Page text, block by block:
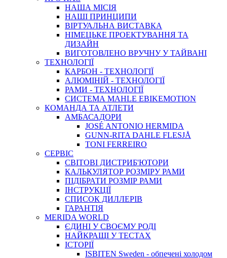
НАША МICIЯ
НАШI ПРИНЦИПИ
ВIРТУАЛЬНА ВИСТАВКА
НІМЕЦЬКЕ ПРОЕКТУВАННЯ ТА
ДИЗАЙН
ВИГОТОВЛЕНО ВРУЧНУ У ТАЙВАНІ
ТЕХНОЛОГІЇ
КАРБОН - ТЕХНОЛОГІЇ
АЛЮМІНІЙ - ТЕХНОЛОГІЇ
РАМИ - ТЕХНОЛОГІЇ
СИСТЕМА MAHLE EBIKEMOTION
КОМАНДА ТА АТЛЕТИ
АМБАСАДОРИ
JOSÉ ANTONIO HERMIDA
GUNN-RITA DAHLE FLESJÅ
TONI FERREIRO
СЕРВІС
СВІТОВІ ДИСТРИБ'ЮТОРИ
КАЛЬКУЛЯТОР РОЗМIРУ РАМИ
ПІДІБРАТИ РОЗМІР РАМИ
IНСТРУКЦIЇ
СПИСОК ДИЛЛЕРІВ
ГАРАНТIЯ
MERIDA WORLD
ЄДИНI У СВОЄМУ РОДI
НАЙКРАЩІ У ТЕСТАХ
ІСТОРІЇ
ISBITEN Sweden - обпечені холодом